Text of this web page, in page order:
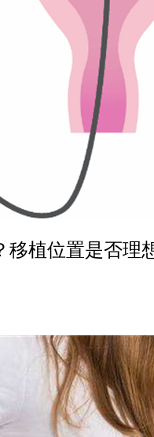
移植位置是否理